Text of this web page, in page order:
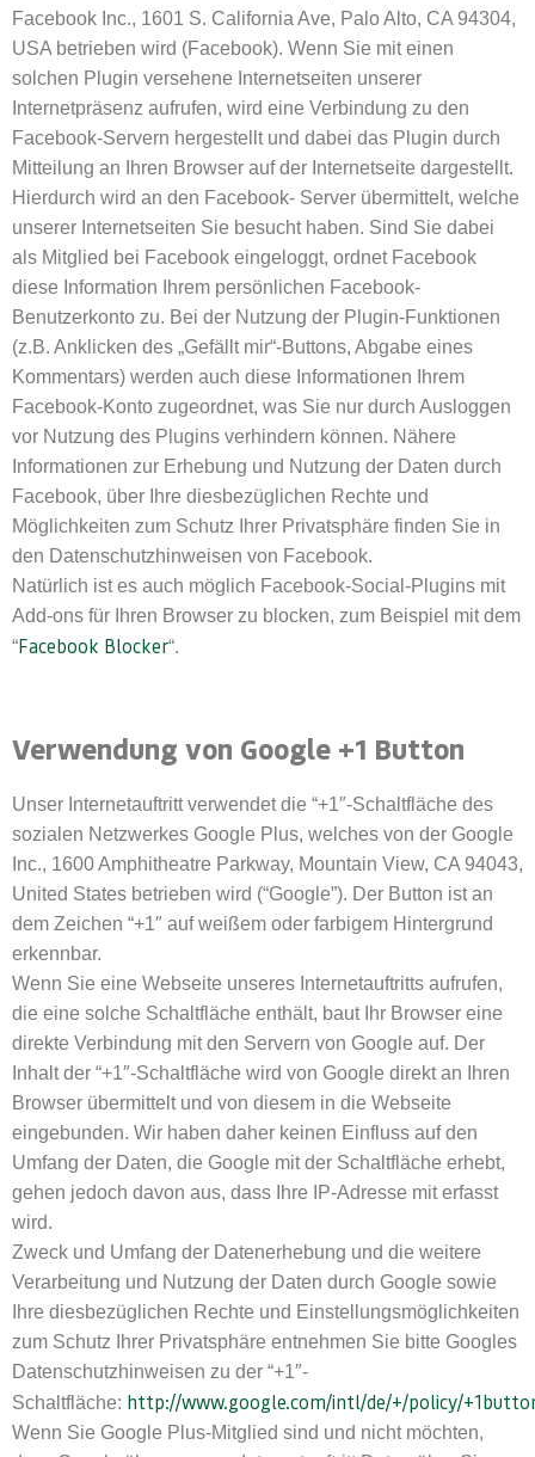
Facebook Inc., 1601 S. California Ave, Palo Alto, CA 94304,
USA betrieben wird (Facebook). Wenn Sie mit einen
solchen Plugin versehene Internetseiten unserer
Internetpräsenz aufrufen, wird eine Verbindung zu den
Facebook-Servern hergestellt und dabei das Plugin durch
Mitteilung an Ihren Browser auf der Internetseite dargestellt.
Hierdurch wird an den Facebook- Server übermittelt, welche
unserer Internetseiten Sie besucht haben. Sind Sie dabei
als Mitglied bei Facebook eingeloggt, ordnet Facebook
diese Information Ihrem persönlichen Facebook-
Benutzerkonto zu. Bei der Nutzung der Plugin-Funktionen
(z.B. Anklicken des „Gefällt mir“-Buttons, Abgabe eines
Kommentars) werden auch diese Informationen Ihrem
Facebook-Konto zugeordnet, was Sie nur durch Ausloggen
vor Nutzung des Plugins verhindern können. Nähere
Informationen zur Erhebung und Nutzung der Daten durch
Facebook, über Ihre diesbezüglichen Rechte und
Möglichkeiten zum Schutz Ihrer Privatsphäre finden Sie in
den Datenschutzhinweisen von Facebook.
Natürlich ist es auch möglich Facebook-Social-Plugins mit
Add-ons für Ihren Browser zu blocken, zum Beispiel mit dem
“Facebook Blocker“.
Verwendung von Google +1 Button
Unser Internetauftritt verwendet die “+1″-Schaltfläche des
sozialen Netzwerkes Google Plus, welches von der Google
Inc., 1600 Amphitheatre Parkway, Mountain View, CA 94043,
United States betrieben wird (“Google”). Der Button ist an
dem Zeichen “+1″ auf weißem oder farbigem Hintergrund
erkennbar.
Wenn Sie eine Webseite unseres Internetauftritts aufrufen,
die eine solche Schaltfläche enthält, baut Ihr Browser eine
direkte Verbindung mit den Servern von Google auf. Der
Inhalt der “+1″-Schaltfläche wird von Google direkt an Ihren
Browser übermittelt und von diesem in die Webseite
eingebunden. Wir haben daher keinen Einfluss auf den
Umfang der Daten, die Google mit der Schaltfläche erhebt,
gehen jedoch davon aus, dass Ihre IP-Adresse mit erfasst
wird.
Zweck und Umfang der Datenerhebung und die weitere
Verarbeitung und Nutzung der Daten durch Google sowie
Ihre diesbezüglichen Rechte und Einstellungsmöglichkeiten
zum Schutz Ihrer Privatsphäre entnehmen Sie bitte Googles
Datenschutzhinweisen zu der “+1″-
Schaltfläche: http://www.google.com/intl/de/+/policy/
Wenn Sie Google Plus-Mitglied sind und nicht möchten,